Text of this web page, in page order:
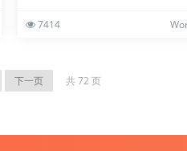
7414
下一页 共 72 页